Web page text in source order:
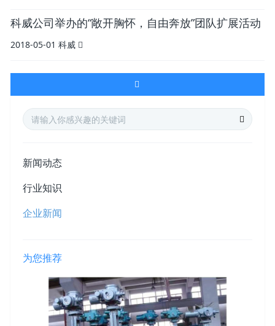
科威公司举办的“敞开胸怀，自由奔放”团队扩展活动
2018-05-01 科威
新闻动态
行业知识
企业新闻
为您推荐